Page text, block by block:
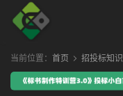
当前位置： 首页 招投标知识